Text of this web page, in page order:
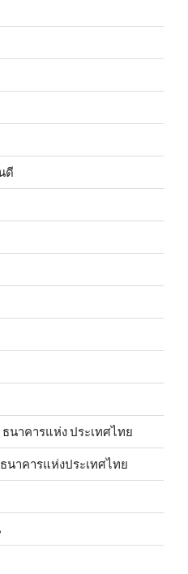
ดี
นาคารแห่ง ประเทศไทย
นาคารแห่งประเทศไทย